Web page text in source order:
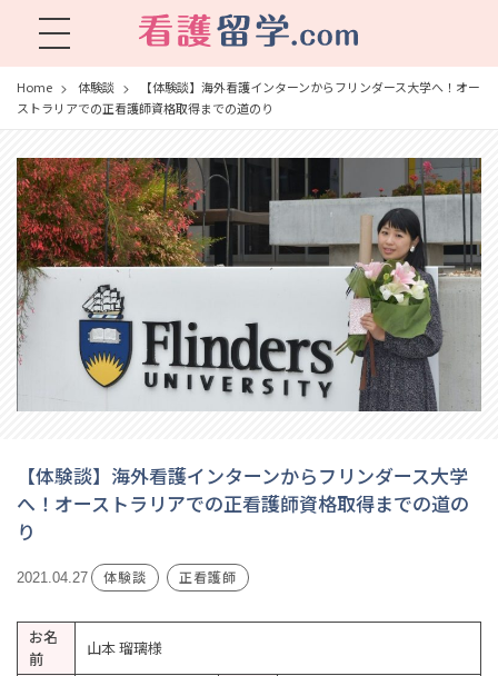
看護留学.com
World Avenueは海外就職、 永住を目指す看護留学をサポートします !
Home 体験談
【体験談】海外看護インターンからフリンダース大学へ！オー
ストラリアでの正看護師資格取得までの道のり
【体験談】海外看護インターンからフリンダース大学
へ！オーストラリアでの正看護師資格取得までの道の
り
2021.04.27 体験談 正看護師
お名
前
山本 瑠璃様